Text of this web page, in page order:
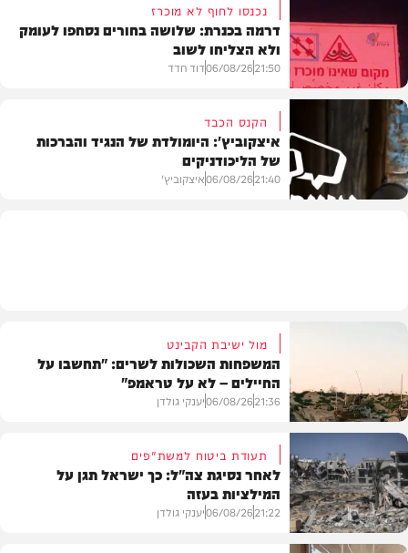
בעולם
בארץ
נכנסו לחוף לא מוכרז
דרמה בכנרת: שלושה בחורים נסחפו לעומק
ולא הצליחו לשוב
21:50
06/08/26דוד חדד
הקנס הכבד
איצקוביץ': היומולדת של הנגיד והברכות
של הליכודניקים
21:40
06/08/26איצקוביץ'
צבא וביטחון
מול ישיבת הקבינט
המשפחות השכולות לשרים: "תחשבו על
החיילים – לא על טראמפ"
21:36
06/08/26יענקי גולדן
תעודת ביטוח למשת"פים
לאחר נסיגת צה"ל: כך ישראל תגן על
המילציות בעזה
21:22
06/08/26יענקי גולדן